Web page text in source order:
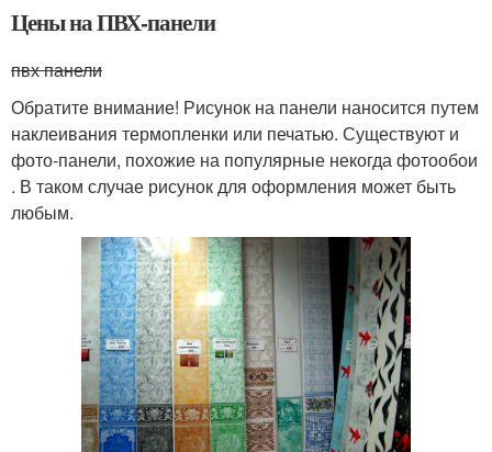
Цены на ПВХ-панели
пвх панели
Обратите внимание! Рисунок на панели наносится путем
наклеивания термопленки или печатью. Существуют и
фото-панели, похожие на популярные некогда фотообои
. В таком случае рисунок для оформления может быть
любым.